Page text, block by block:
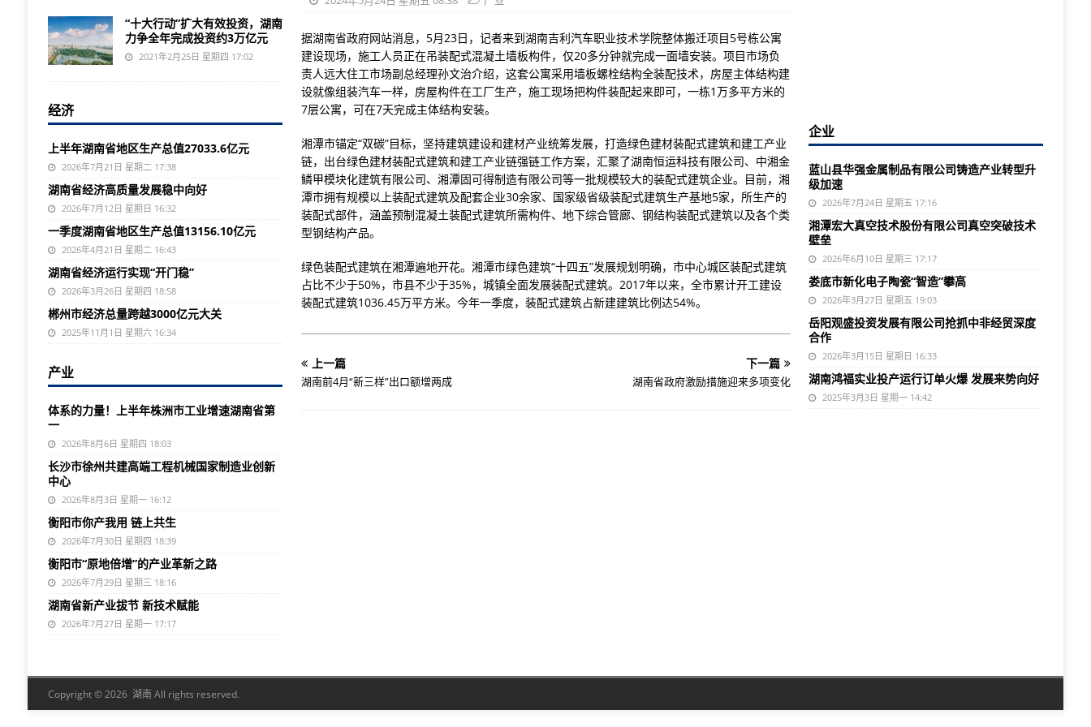
据湖南省政府网站消息，5月23日，记者来到湖南吉利汽车职业技术学院整体搬迁项目5号栋公寓
建设现场，施工人员正在吊装配式混凝土墙板构件，仅20多分钟就完成一面墙安装。项目市场负
责人远大住工市场副总经理孙文治介绍，这套公寓采用墙板螺栓结构全装配技术，房屋主体结构建
设就像组装汽车一样，房屋构件在工厂生产，施工现场把构件装配起来即可，一栋1万多平方米的
7层公寓，可在7天完成主体结构安装。
湘潭市锚定“双碳”目标，坚持建筑建设和建材产业统筹发展，打造绿色建材装配式建筑和建工产业
链，出台绿色建材装配式建筑和建工产业链强链工作方案，汇聚了湖南恒运科技有限公司、中湘金
鳞甲模块化建筑有限公司、湘潭固可得制造有限公司等一批规模较大的装配式建筑企业。目前，湘
潭市拥有规模以上装配式建筑及配套企业30余家、国家级省级装配式建筑生产基地5家，所生产的
装配式部件，涵盖预制混凝土装配式建筑所需构件、地下综合管廊、钢结构装配式建筑以及各个类
型钢结构产品。
绿色装配式建筑在湘潭遍地开花。湘潭市绿色建筑“十四五”发展规划明确，市中心城区装配式建筑
占比不少于50%，市县不少于35%，城镇全面发展装配式建筑。2017年以来，全市累计开工建设
装配式建筑1036.45万平方米。今年一季度，装配式建筑占新建建筑比例达54%。
上一篇
湖南前4月“新三样”出口额增两成
下一篇
湖南省政府激励措施迎来多项变化
“十大行动”扩大有效投资，湖南
力争全年完成投资约3万亿元
2021年2月25日 星期四 17:02
经济
上半年湖南省地区生产总值27033.6亿元
2026年7月21日 星期二 17:38
湖南省经济高质量发展稳中向好
2026年7月12日 星期日 16:32
一季度湖南省地区生产总值13156.10亿元
2026年4月21日 星期二 16:43
湖南省经济运行实现“开门稳”
2026年3月26日 星期四 18:58
郴州市经济总量跨越3000亿元大关
2025年11月1日 星期六 16:34
产业
体系的力量！上半年株洲市工业增速湖南省第
一
2026年8月6日 星期四 18:03
长沙市徐州共建高端工程机械国家制造业创新
中心
2026年8月3日 星期一 16:12
衡阳市你产我用 链上共生
2026年7月30日 星期四 18:39
衡阳市“原地倍增”的产业革新之路
2026年7月29日 星期三 18:16
湖南省新产业拔节 新技术赋能
2026年7月27日 星期一 17:17
企业
蓝山县华强金属制品有限公司铸造产业转型升
级加速
2026年7月24日 星期五 17:16
湘潭宏大真空技术股份有限公司真空突破技术
壁垒
2026年6月10日 星期三 17:17
娄底市新化电子陶瓷“智造”攀高
2026年3月27日 星期五 19:03
岳阳观盛投资发展有限公司抢抓中非经贸深度
合作
2026年3月15日 星期日 16:33
湖南鸿福实业投产运行订单火爆 发展来势向好
2025年3月3日 星期一 14:42
Copyright © 2026 湖南 All rights reserved.